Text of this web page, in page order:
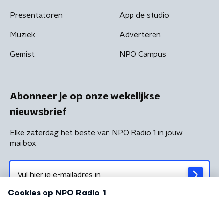
Presentatoren
Muziek
Gemist
App de studio
Adverteren
NPO Campus
Abonneer je op onze wekelijkse
nieuwsbrief
Elke zaterdag het beste van NPO Radio 1 in jouw
mailbox